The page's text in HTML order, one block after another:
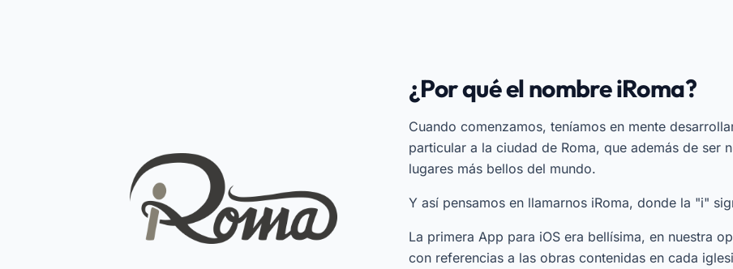
¿Por qué el nombre iRoma?
Cuando comenzamos, teníamos en mente
particular a la ciudad de Roma, que además de ser
lugares más bellos del mundo.
Y así pensamos en llamarnos iRoma, donde la "i"
La primera App para iOS era bellísima, en nuestra
con referencias a las obras contenidas en cada